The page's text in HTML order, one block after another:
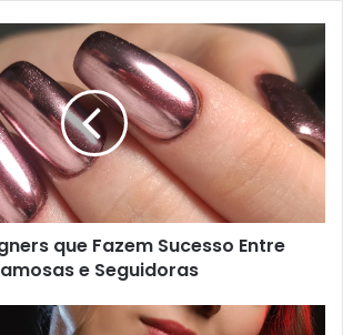
que Fazem Sucesso Entre
e Seguidoras